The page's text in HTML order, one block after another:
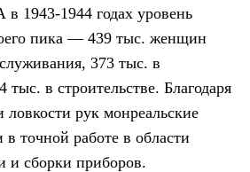
1943-1944 годах уровень
пика — 439 тыс. женщин
373 тыс. в
в строительстве. Благодаря
рук монреальские
точной работе в области
и сборки приборов.